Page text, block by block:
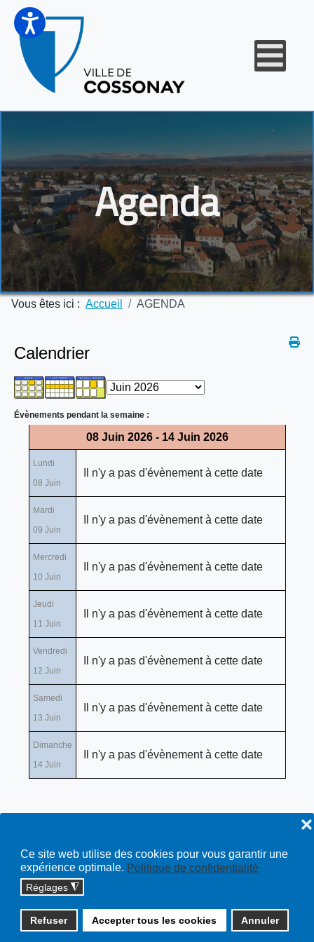
Ce site web utilise des cookies pour vous garantir une
expérience optimale. Politique de confidentialité
Réglages ◮
Refuser Accepter tous les cookies Annuler
❌
Agenda
Vous êtes ici : Accueil AGENDA
Calendrier
Évènements pendant la semaine :
08 Juin 2026 - 14 Juin 2026
Lundi
08 Juin
Il n'y a pas d'évènement à cette date
Mardi
09 Juin
Il n'y a pas d'évènement à cette date
Mercredi
10 Juin
Il n'y a pas d'évènement à cette date
Jeudi
11 Juin
Il n'y a pas d'évènement à cette date
Vendredi
12 Juin
Il n'y a pas d'évènement à cette date
Samedi
13 Juin
Il n'y a pas d'évènement à cette date
Dimanche
14 Juin
Il n'y a pas d'évènement à cette date
Copyright © 2026 cossonay.ch - tous droits réservés | site :
solutions informatiques